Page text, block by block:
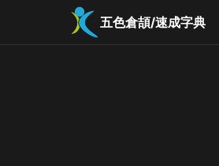
五色倉頡/速成字典